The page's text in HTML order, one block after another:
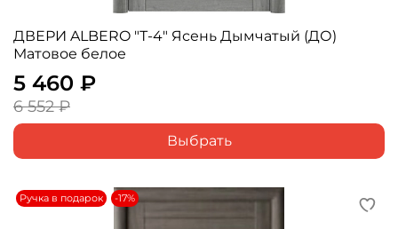
ДВЕРИ ALBERO "Т-4" Ясень Дымчатый (ДО)
Матовое белое
5 460 ₽
6 552 ₽
Выбрать
Ручка в подарок -17%